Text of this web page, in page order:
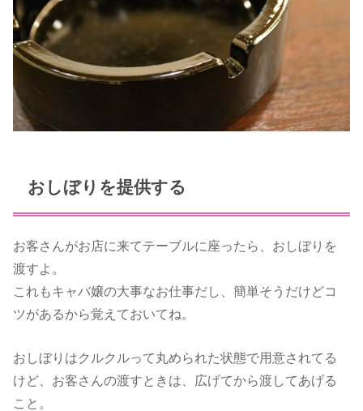
おしぼりを提供する
お客さんがお店に来てテーブルに座ったら、おしぼりを
渡すよ。
これもキャバ嬢の大事なお仕事だし、簡単そうだけどコ
ツがあるから覚えておいてね。
おしぼりはクルクルって丸められた状態で用意されてる
けど、お客さんの渡すときは、広げてから渡してあげる
こと。